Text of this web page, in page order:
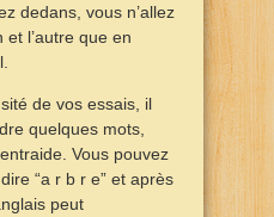
dedans, vous n’allez
et l’autre que en
de vos essais, il
quelques mots,
Vous pouvez
“a r b r e” et après
peut